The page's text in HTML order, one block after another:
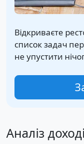
Відкриваєте
список задач
не упустити
Аналіз